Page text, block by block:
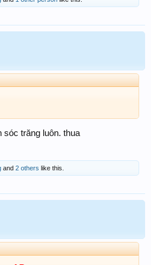
sóc trăng luôn. thua
and 2 others like this.